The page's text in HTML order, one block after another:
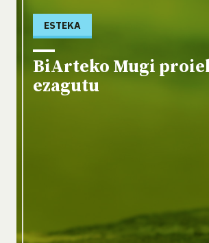
ESTEKA
BiArteko Mugi
ezagutu